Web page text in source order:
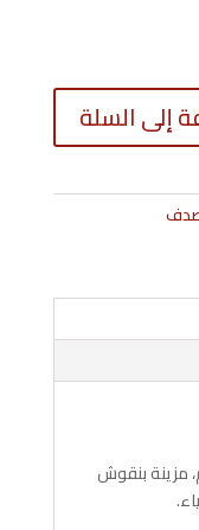
كمية
علبه
نباتي
إلى السلة
مسدسة بمقاس 14 سم، مزينة بنقوش